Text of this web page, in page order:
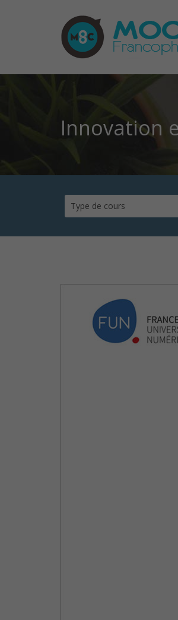
Innovation
Type de cours